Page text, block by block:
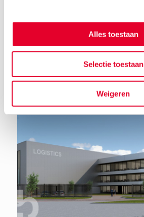
Alles toestaan
Selectie toestaan
Weigeren
Terug naar het nieuwsoverzicht